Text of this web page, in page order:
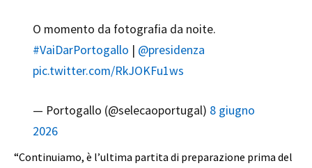
O momento da fotografia da noite.
#VaiDarPortogallo | @presidenza
pic.twitter.com/RkJOKFu1ws
— Portogallo (@selecaoportugal) 8 giugno
2026
“Continuiamo, è l’ultima partita di preparazione prima del